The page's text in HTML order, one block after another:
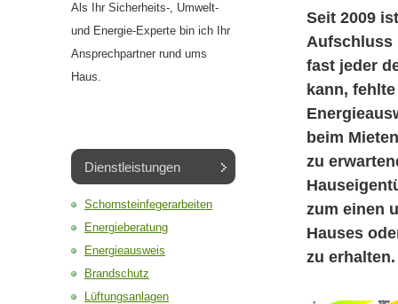
Seit 2009
Aufschluss
fast jeder
kann,
beim
zu
zum einen
Hauses
zu erhalten.
Als Ihr Sicherheits-, Umwelt-
und Energie-Experte bin ich Ihr
Ansprechpartner rund ums
Haus.
Dienstleistungen
Schornsteinfegerarbeiten
Energieberatung
Energieausweis
Brandschutz
Lüftungsanlagen